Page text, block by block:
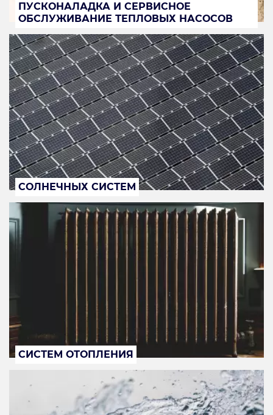
ПУСКОНАЛАДКА И СЕРВИСНОЕ
ОБСЛУЖИВАНИЕ ТЕПЛОВЫХ НАСОСОВ
СОЛНЕЧНЫХ СИСТЕМ
СИСТЕМ ОТОПЛЕНИЯ